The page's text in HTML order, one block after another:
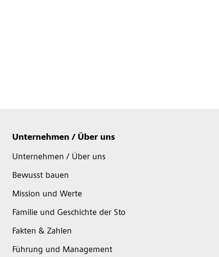
Unternehmen / Über uns
Unternehmen / Über uns
Bewusst bauen
Mission und Werte
Familie und Geschichte der Sto
Fakten & Zahlen
Führung und Management